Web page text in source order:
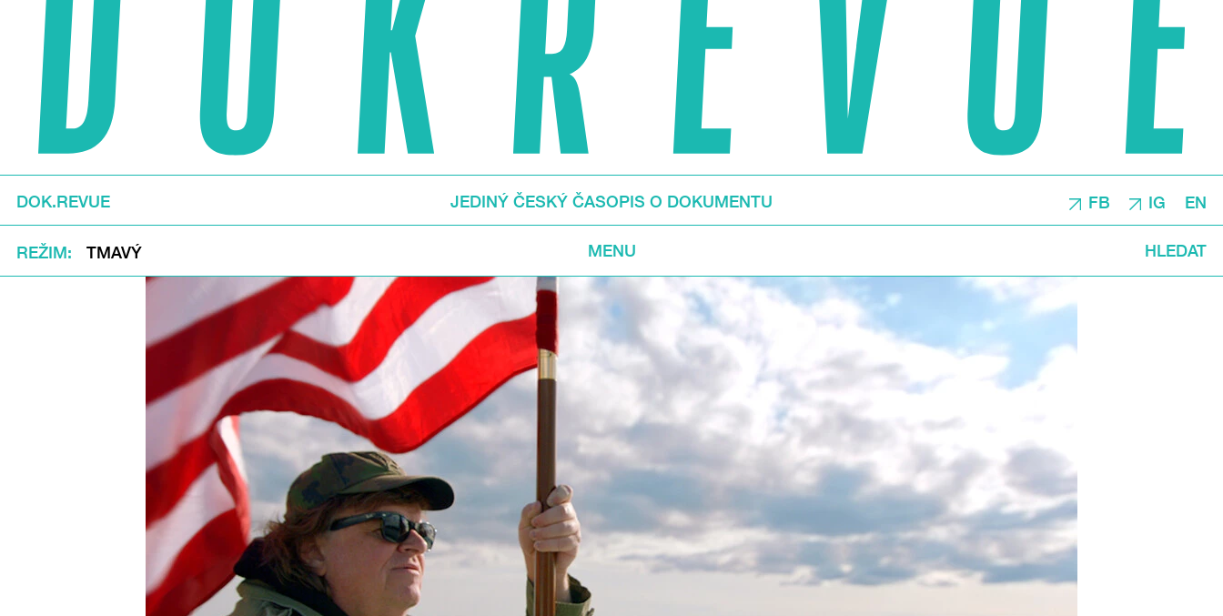
DOK.REVUE JEDINÝ ČESKÝ ČASOPIS O DOKUMENTU FB IG EN
REŽIM TMAVÝ MENU HLEDAT